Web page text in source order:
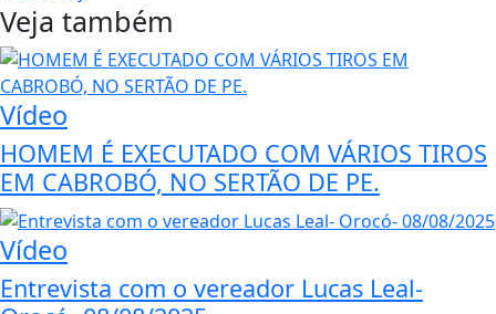
Veja também
Vídeo
HOMEM É EXECUTADO COM VÁRIOS TIROS
EM CABROBÓ, NO SERTÃO DE PE.
Vídeo
Entrevista com o vereador Lucas Leal-